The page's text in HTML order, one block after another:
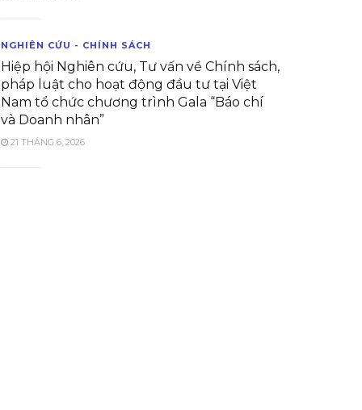
NGHIÊN CỨU - CHÍNH SÁCH
Hiệp hội Nghiên cứu, Tư vấn về Chính sách,
pháp luật cho hoạt động đầu tư tại Việt
Nam tổ chức chương trình Gala “Báo chí
và Doanh nhân”
21 THÁNG 6, 2026